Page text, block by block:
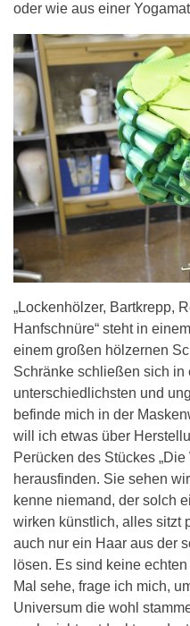
oder wie aus einer
„Lockenhölzer, Bartkrepp,
Hanfschnüre“ steht in
einem großen hölzernen
Schränke schließen sich in
unterschiedlichsten und
befinde mich in der
will ich etwas über
Perücken des Stückes
herausfinden. Sie sehen
kenne niemand, der solch
wirken künstlich, alles sitzt
auch nur ein Haar aus der
lösen. Es sind keine
Mal sehe, frage ich mich,
Universum die wohl